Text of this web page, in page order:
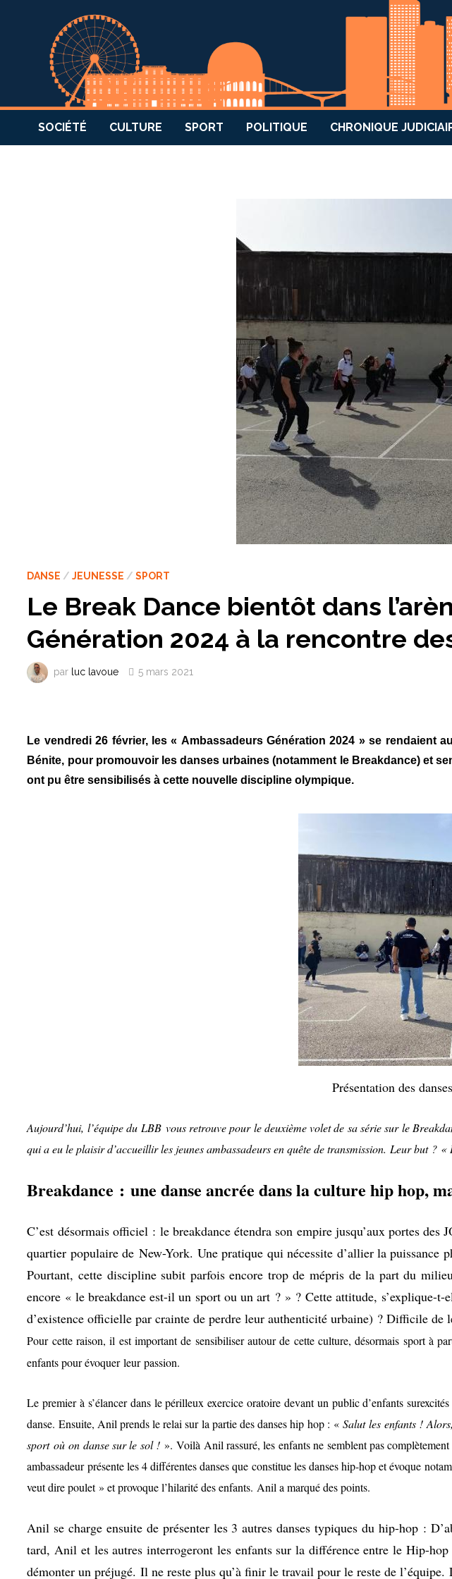
SOCIÉTÉ CULTURE SPORT POLITIQUE CHRONIQUE
DANSE /JEUNESSE /SPORT
Le Break Dance bientôt dans
Génération 2024 à la rencontre
par luc lavoue 5 mars 2021
Le vendredi 26 février, les « Ambassadeurs Génération 2024 » se rendaient
Bénite, pour promouvoir les danses urbaines (notamment le Breakdance) et
ont pu être sensibilisés à cette nouvelle discipline olympique.
Présentation des
Aujourd’hui, l’équipe du LBB vous retrouve pour le deuxième volet de sa série sur le
qui a eu le plaisir d’accueillir les jeunes ambassadeurs en quête de transmission. Leur but ?
Breakdance : une danse ancrée dans la culture hip hop,
C’est désormais officiel : le breakdance étendra son empire jusqu’aux portes
quartier populaire de New-York. Une pratique qui nécessite d’allier la puissance
Pourtant, cette discipline subit parfois encore trop de mépris de la part du
encore « le breakdance est-il un sport ou un art ? » ? Cette attitude, s’explique-
d’existence officielle par crainte de perdre leur authenticité urbaine) ? Difficile de
Pour cette raison, il est important de sensibiliser autour de cette culture, désormais sport à
enfants pour évoquer leur passion.
Le premier à s’élancer dans le périlleux exercice oratoire devant un public d’enfants
danse. Ensuite, Anil prends le relai sur la partie des danses hip hop : «Salutles enfants !
sport oùon danse sur le sol ! ». Voilà Anil rassuré, les enfants ne semblent pas
ambassadeur présente les 4 différentes danses que constitue les danses hip-hop et évoque
veut dire poulet » et provoque l’hilarité des enfants. Anil a marqué des points.
Anil se charge ensuite de présenter les 3 autres danses typiques du hip-hop :
tard, Anil et les autres interrogeront les enfants sur la différence entre le Hip-
démonter un préjugé. Il ne reste plus qu’à finir le travail pour le reste de l’équipe.